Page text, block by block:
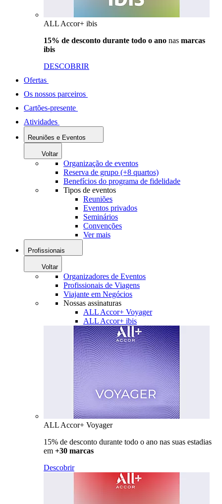
ALL Accor+ ibis
15% de desconto durante todo o ano nas marcas
ibis
DESCOBRIR
Ofertas
Os nossos parceiros
Cartões-presente
Atividades
Reuniões e Eventos
Voltar
Organização de eventos
Reserva de grupo (+8 quartos)
Benefícios do programa de fidelidade
Tipos de eventos
Reuniões
Eventos privados
Seminários
Convenções
Ver mais
Profissionais
Voltar
Organizadores de Eventos
Profissionais de Viagens
Viajante em Negócios
Nossas assinaturas
ALL Accor+ Voyager
ALL Accor+ ibis
ALL Accor+ Voyager
15% de desconto durante todo o ano nas suas estadias
em +30 marcas
Descobrir